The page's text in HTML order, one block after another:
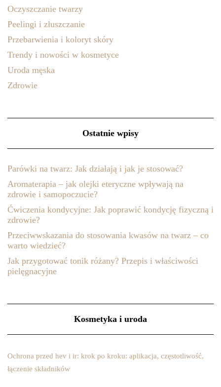
Oczyszczanie twarzy
Peelingi i złuszczanie
Przebarwienia i koloryt skóry
Trendy i nowości w kosmetyce
Uroda męska
Zdrowie
Ostatnie wpisy
Parówki na twarz: Jak działają i jak je stosować?
Aromaterapia – jak olejki eteryczne wpływają na
zdrowie i samopoczucie?
Ćwiczenia kondycyjne: Jak poprawić kondycję fizyczną i
zdrowie?
Przeciwwskazania do stosowania kwasów na twarz – co
warto wiedzieć?
Jak przygotować tonik różany? Przepis i właściwości
pielęgnacyjne
Kosmetyka i uroda
Ochrona przed hev i ir: krok po kroku: aplikacja, częstotliwość,
łączenie składników